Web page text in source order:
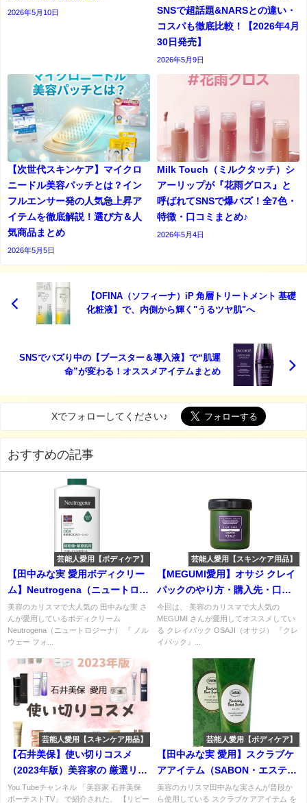
2026年5月10日
SNSで超話題&NARSとの違い・
コスパも徹底比較！【2026年4月
30日発売】
2026年5月9日
【次世代スキンケア】マイクロ
ニードル美容パッチとは？イン
フルエンサー発の人気急上昇ア
イテムを徹底解説！選び方＆人
気商品まとめ
2026年5月5日
Milk Touch（ミルクタッチ）シ
アーリップが『花雨グロス』と
呼ばれてSNSで爆バズ！全7色・
特徴・口コミまとめ♪
2026年5月4日
【OFINA（ソフィーナ）iP 角層トリートメント 基礎
化粧液】で、内側から輝く"うるツヤ肌"へ
SNSでバズり中の【ブースター＆導入液】で“肌運
命”が変わる！オススメアイテムまとめ
Xでフォローしてください♪
おすすめの記事
芸能人愛用【ボディケア】
【田中みな実 愛用ボディクリー
ム】Neutrogena（ニュートロジ
ーナ）ノルウェー フォーミュラ
インテンスリペア CICA ボディ
エマルジョンの特徴・口コミ・
美容のカリスマで大人気の 田中みな実 さ
んが愛用しているボディクリーム
Neutrogena（ニュートロジーナ） 『 ノル
ウェー フォ...
芸能人愛用【スキンケア用品】
【MEGUMI愛用】オサジ クレイ
パックのやり方・購入先・口コ
ミまとめ♡めぐみさんオススメ
パックで優しく毛穴ケア♪
今回は、 美容のカリスマで大人気の
MEGUMI さんが愛用してオススメしてい
る クレイパック OSAJI（オサジ） 『クレ
イパック』...
芸能人愛用【スキンケア用品】
【石井美保】使い切りコスメ
（2023年版）美容家の 厳選リピ
ートコスメ まとめ♪
You Tubeチャンネル 「美容家 石井美保
ボーテストTV」 で紹介された、 【リピー
芸能人愛用【ボディケア】
【田中みな実 愛用】スクラブケ
アアイテム（SABON・エスティ
ローダー ）などまとめ♡
美容のカリスマ田中みな実さんが普段か
ら使用している スクラブケアアイテム を